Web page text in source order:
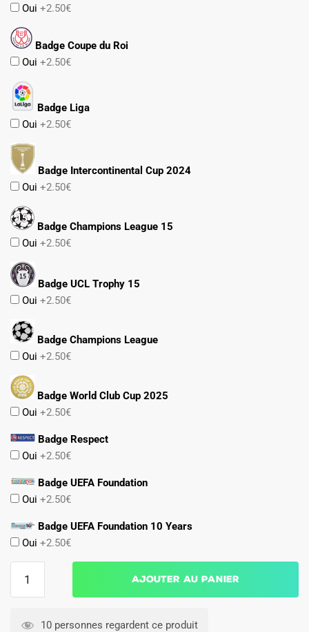
Oui +2.50€
Badge Coupe du Roi
Oui +2.50€
Badge Liga
Oui +2.50€
Badge Intercontinental Cup 2024
Oui +2.50€
Badge Champions League 15
Oui +2.50€
Badge UCL Trophy 15
Oui +2.50€
Badge Champions League
Oui +2.50€
Badge World Club Cup 2025
Oui +2.50€
Badge Respect
Oui +2.50€
Badge UEFA Foundation
Oui +2.50€
Badge UEFA Foundation 10 Years
Oui +2.50€
Match
Ajouter au panier
10 personnes regardent ce produit